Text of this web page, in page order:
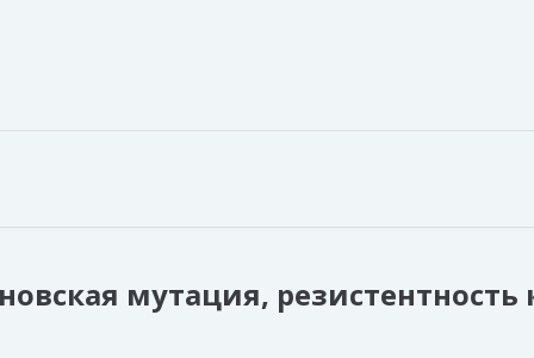
мутация, резистентность